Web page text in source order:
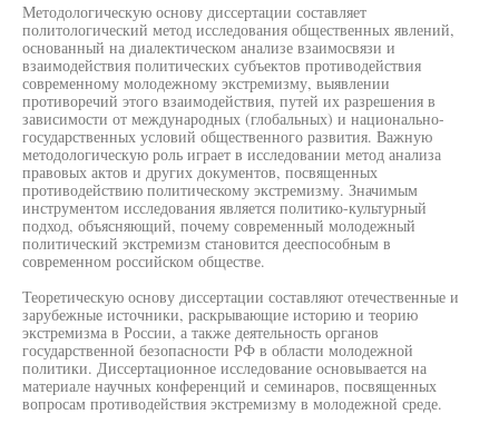
Методологическую основу диссертации составляет
политологический метод исследования общественных явлений,
основанный на диалектическом анализе взаимосвязи и
взаимодействия политических субъектов противодействия
современному молодежному экстремизму, выявлении
противоречий этого взаимодействия, путей их разрешения в
зависимости от международных (глобальных) и национально-
государственных условий общественного развития. Важную
методологическую роль играет в исследовании метод анализа
правовых актов и других документов, посвященных
противодействию политическому экстремизму. Значимым
инструментом исследования является политико-культурный
подход, объясняющий, почему современный молодежный
политический экстремизм становится дееспособным в
современном российском обществе.
Теоретическую основу диссертации составляют отечественные и
зарубежные источники, раскрывающие историю и теорию
экстремизма в России, а также деятельность органов
государственной безопасности РФ в области молодежной
политики. Диссертационное исследование основывается на
материале научных конференций и семинаров, посвященных
вопросам противодействия экстремизму в молодежной среде.